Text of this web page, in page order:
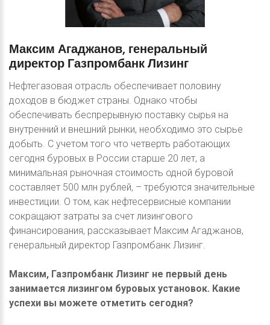
Максим Агаджанов, генеральный
директор ГазпромбанкЛизинг
Нефтегазовая отрасль обеспечивает половину
доходов в бюджет страны. Однако чтобы
обеспечивать беспрерывную поставку сырья на
внутренний и внешний рынки, необходимо это сырье
добыть. С учетом того что четверть работающих
сегодня буровых в России старше 20 лет, а
минимальная рыночная стоимость одной буровой
составляет 500 млн рублей, – требуются значительные
инвестиции. О том, как нефтесервисные компании
сокращают затраты за счет лизингового
финансирования, рассказывает Максим Агаджанов,
генеральный директор Газпромбанк Лизинг.
Максим, Газпромбанк Лизинг не первый день
занимается лизингом буровых установок. Какие
успехи вы можете отметить сегодня?